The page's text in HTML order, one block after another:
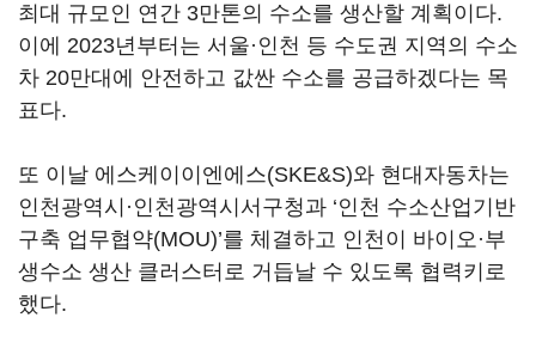
최대 규모인 연간 3만톤의 수소를 생산할 계획이다.
이에 2023년부터는 서울·인천 등 수도권 지역의 수소
차 20만대에 안전하고 값싼 수소를 공급하겠다는 목
표다.
또 이날 에스케이이엔에스(SKE&S)와 현대자동차는
인천광역시·인천광역시서구청과 ‘인천 수소산업기반
구축 업무협약(MOU)’를 체결하고 인천이 바이오·부
생수소 생산 클러스터로 거듭날 수 있도록 협력키로
했다.